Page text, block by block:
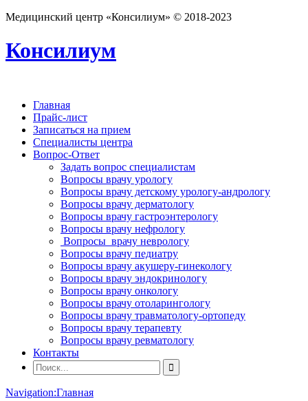
Медицинский центр «Консилиум» © 2018-2023
Консилиум
Главная
Прайс-лист
Записаться на прием
Специалисты центра
Вопрос-Ответ
Задать вопрос специалистам
Вопросы врачу урологу
Вопросы врачу детскому урологу-андрологу
Вопросы врачу дерматологу
Вопросы врачу гастроэнтерологу
Вопросы врачу нефрологу
Вопросы врачу неврологу
Вопросы врачу педиатру
Вопросы врачу акушеру-гинекологу
Вопросы врачу эндокринологу
Вопросы врачу онкологу
Вопросы врачу отоларингологу
Вопросы врачу травматологу-ортопеду
Вопросы врачу терапевту
Вопросы врачу ревматологу
Контакты
Navigation:Главная